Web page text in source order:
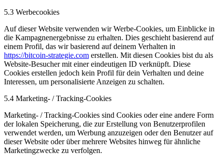
5.3 Werbecookies
Auf dieser Website verwenden wir Werbe-Cookies, um Einblicke in
die Kampagnenergebnisse zu erhalten. Dies geschieht basierend auf
einem Profil, das wir basierend auf deinem Verhalten in
https://bitcoin-strategie.com erstellen. Mit diesen Cookies bist du als
Website-Besucher mit einer eindeutigen ID verknüpft. Diese
Cookies erstellen jedoch kein Profil für dein Verhalten und deine
Interessen, um personalisierte Anzeigen zu schalten.
5.4 Marketing- / Tracking-Cookies
Marketing- / Tracking-Cookies sind Cookies oder eine andere Form
der lokalen Speicherung, die zur Erstellung von Benutzerprofilen
verwendet werden, um Werbung anzuzeigen oder den Benutzer auf
dieser Website oder über mehrere Websites hinweg für ähnliche
Marketingzwecke zu verfolgen.